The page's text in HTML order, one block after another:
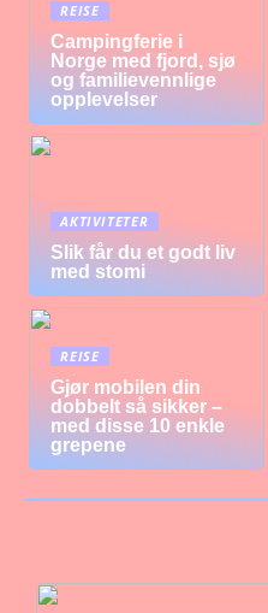
REISE
Campingferie i
Norge med fjord, sjø
og familievennlige
opplevelser
AKTIVITETER
Slik får du et godt liv
med stomi
REISE
Gjør mobilen din
dobbelt så sikker –
med disse 10 enkle
grepene